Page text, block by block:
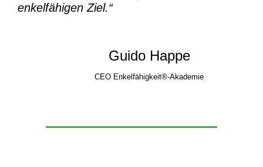
enkelfähigen Ziel.“
Guido Happe
CEO Enkelfähigkeit®-Akademie